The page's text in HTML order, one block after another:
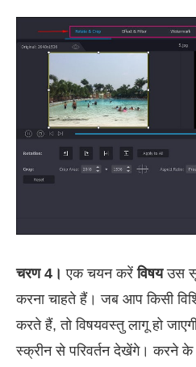
चरण 4। एक चयन करेंविषयउस
करना चाहते हैं। जब आप किसी
करते हैं, तो विषयवस्तु लागू हो
स्क्रीन से परिवर्तन देखेंगे। करने